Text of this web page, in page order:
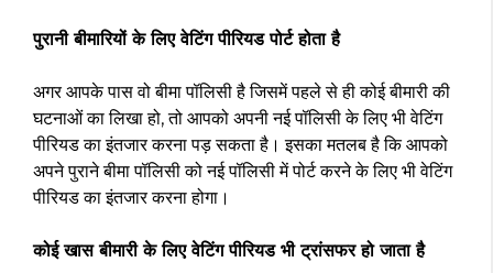
पुरानी बीमारियों के लिए वेटिंग पीरियड पोर्ट होता है
अगर आपके पास वो बीमा पॉलिसी है जिसमें पहले से ही कोई बीमारी की
घटनाओं का लिखा हो, तो आपको अपनी नई पॉलिसी के लिए भी वेटिंग
पीरियड का इंतजार करना पड़ सकता है। इसका मतलब है कि आपको
अपने पुराने बीमा पॉलिसी को नई पॉलिसी में पोर्ट करने के लिए भी वेटिंग
पीरियड का इंतजार करना होगा।
कोई खास बीमारी के लिए वेटिंग पीरियड भी ट्रांसफर हो जाता है